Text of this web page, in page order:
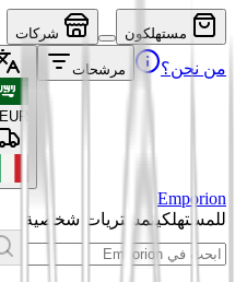
مستهلكون شركات
من نحن؟ مرشحات
EUR
Emporion
للمستهلكينمشتريات شخصية